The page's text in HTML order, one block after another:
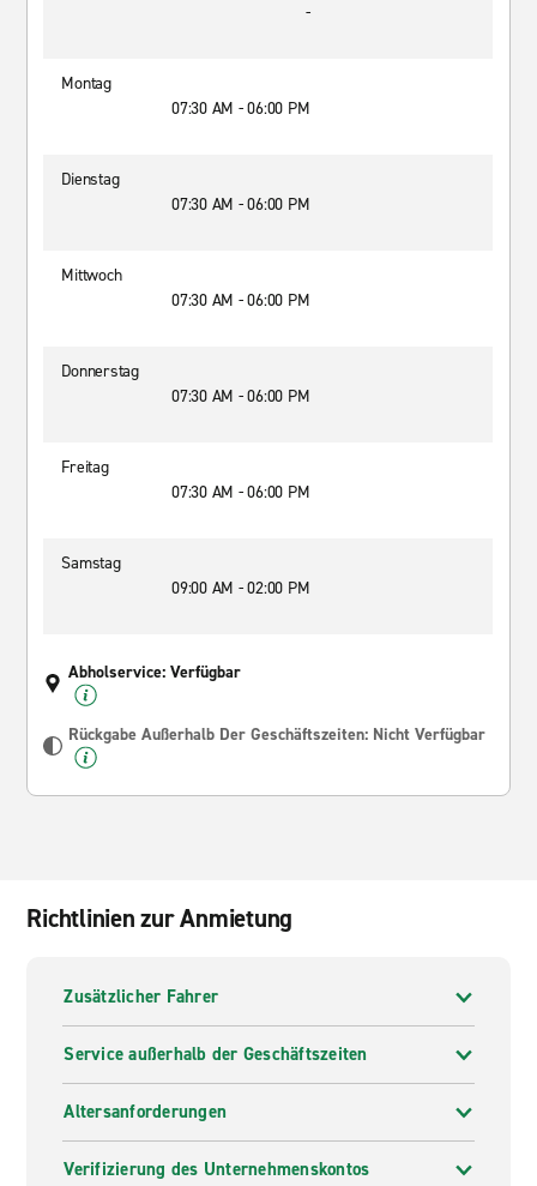
-
Montag
07:30 AM - 06:00 PM
Dienstag
07:30 AM - 06:00 PM
Mittwoch
07:30 AM - 06:00 PM
Donnerstag
07:30 AM - 06:00 PM
Freitag
07:30 AM - 06:00 PM
Samstag
09:00 AM - 02:00 PM
Abholservice: Verfügbar
Rückgabe Außerhalb Der Geschäftszeiten: Nicht Verfügbar
Richtlinien zur Anmietung
Zusätzlicher Fahrer
Service außerhalb der Geschäftszeiten
Altersanforderungen
Verifizierung des Unternehmenskontos